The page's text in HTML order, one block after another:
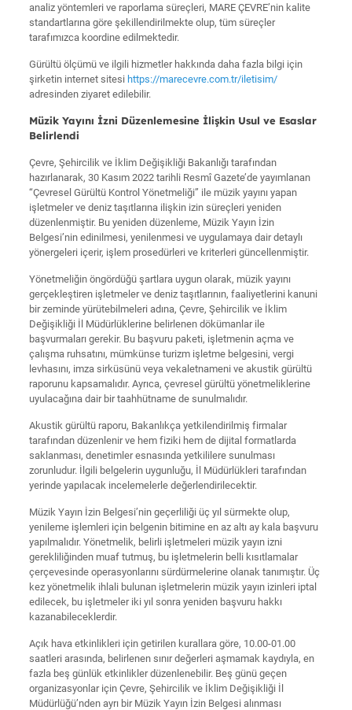
analiz yöntemleri ve raporlama süreçleri, MARE ÇEVRE’nin kalite
standartlarına göre şekillendirilmekte olup, tüm süreçler
tarafımızca koordine edilmektedir.
Gürültü ölçümü ve ilgili hizmetler hakkında daha fazla bilgi için
şirketin internet sitesi https://marecevre.com.tr/iletisim/
adresinden ziyaret edilebilir.
Müzik Yayını İzni Düzenlemesine İlişkin Usul ve Esaslar
Belirlendi
Çevre, Şehircilik ve İklim Değişikliği Bakanlığı tarafından
hazırlanarak, 30 Kasım 2022 tarihli Resmî Gazete’de yayımlanan
“Çevresel Gürültü Kontrol Yönetmeliği” ile müzik yayını yapan
işletmeler ve deniz taşıtlarına ilişkin izin süreçleri yeniden
düzenlenmiştir. Bu yeniden düzenleme, Müzik Yayın İzin
Belgesi’nin edinilmesi, yenilenmesi ve uygulamaya dair detaylı
yönergeleri içerir, işlem prosedürleri ve kriterleri güncellenmiştir.
Yönetmeliğin öngördüğü şartlara uygun olarak, müzik yayını
gerçekleştiren işletmeler ve deniz taşıtlarının, faaliyetlerini kanuni
bir zeminde yürütebilmeleri adına, Çevre, Şehircilik ve İklim
Değişikliği İl Müdürlüklerine belirlenen dökümanlar ile
başvurmaları gerekir. Bu başvuru paketi, işletmenin açma ve
çalışma ruhsatını, mümkünse turizm işletme belgesini, vergi
levhasını, imza sirküsünü veya vekaletnameni ve akustik gürültü
raporunu kapsamalıdır. Ayrıca, çevresel gürültü yönetmeliklerine
uyulacağına dair bir taahhütname de sunulmalıdır.
Akustik gürültü raporu, Bakanlıkça yetkilendirilmiş firmalar
tarafından düzenlenir ve hem fiziki hem de dijital formatlarda
saklanması, denetimler esnasında yetkililere sunulması
zorunludur. İlgili belgelerin uygunluğu, İl Müdürlükleri tarafından
yerinde yapılacak incelemelerle değerlendirilecektir.
Müzik Yayın İzin Belgesi’nin geçerliliği üç yıl sürmekte olup,
yenileme işlemleri için belgenin bitimine en az altı ay kala başvuru
yapılmalıdır. Yönetmelik, belirli işletmeleri müzik yayın izni
gerekliliğinden muaf tutmuş, bu işletmelerin belli kısıtlamalar
çerçevesinde operasyonlarını sürdürmelerine olanak tanımıştır. Üç
kez yönetmelik ihlali bulunan işletmelerin müzik yayın izinleri iptal
edilecek, bu işletmeler iki yıl sonra yeniden başvuru hakkı
kazanabileceklerdir.
Açık hava etkinlikleri için getirilen kurallara göre, 10.00-01.00
saatleri arasında, belirlenen sınır değerleri aşmamak kaydıyla, en
fazla beş günlük etkinlikler düzenlenebilir. Beş günü geçen
organizasyonlar için Çevre, Şehircilik ve İklim Değişikliği İl
Müdürlüğü’nden ayrı bir Müzik Yayın İzin Belgesi alınması